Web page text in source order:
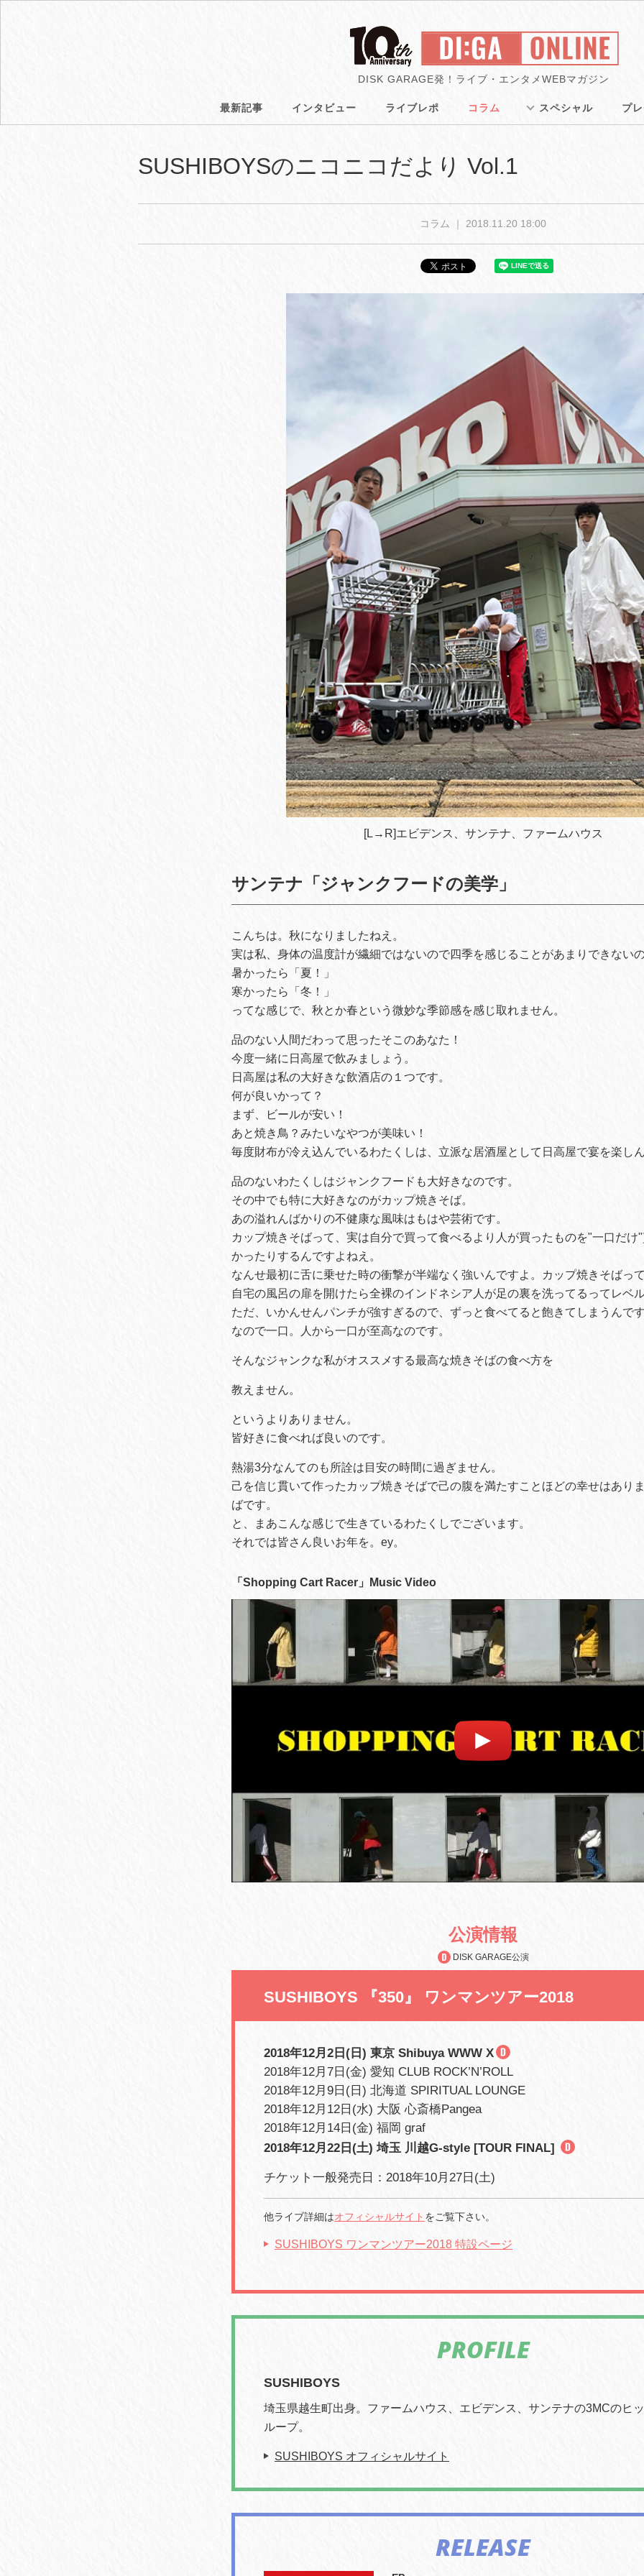
DISK GARAGE発！ライブ・エンタメWEBマガジン
最新記事 インタビュー ライブレポ コラム スペシャル プ
SUSHIBOYSのニコニコだより Vol.1
コラム ｜ 2018.11.20 18:00
[L→R]エビデンス、サンテナ、ファームハウス
サンテナ「ジャンクフードの美学」
こんちは。秋になりましたねえ。
実は私、身体の温度計が繊細ではないので四季を感じることがあまりできない
暑かったら「夏！」
寒かったら「冬！」
ってな感じで、秋とか春という微妙な季節感を感じ取れません。
品のない人間だわって思ったそこのあなた！
今度一緒に日高屋で飲みましょう。
日高屋は私の大好きな飲酒店の１つです。
何が良いかって？
まず、ビールが安い！
あと焼き鳥？みたいなやつが美味い！
毎度財布が冷え込んでいるわたくしは、立派な居酒屋として日高屋で宴を楽し
品のないわたくしはジャンクフードも大好きなのです。
その中でも特に大好きなのがカップ焼きそば。
あの溢れんばかりの不健康な風味はもはや芸術です。
カップ焼きそばって、実は自分で買って食べるより人が買ったものを"一口だけ
かったりするんですよねえ。
なんせ最初に舌に乗せた時の衝撃が半端なく強いんですよ。カップ焼きそばっ
自宅の風呂の扉を開けたら全裸のインドネシア人が足の裏を洗ってるってレベ
ただ、いかんせんパンチが強すぎるので、ずっと食べてると飽きてしまうんで
なので一口。人から一口が至高なのです。
そんなジャンクな私がオススメする最高な焼きそばの食べ方を
教えません。
というよりありません。
皆好きに食べれば良いのです。
熱湯3分なんてのも所詮は目安の時間に過ぎません。
己を信じ貫いて作ったカップ焼きそばで己の腹を満たすことほどの幸せはあり
ばです。
と、まあこんな感じで生きているわたくしでございます。
それでは皆さん良いお年を。ey。
「Shopping Cart Racer」Music Video
公演情報
DISK GARAGE公演
SUSHIBOYS 『350』 ワンマンツアー2018
2018年12月2日(日) 東京 Shibuya WWW X
2018年12月7日(金) 愛知 CLUB ROCK’N’ROLL
2018年12月9日(日) 北海道 SPIRITUAL LOUNGE
2018年12月12日(水) 大阪 心斎橋Pangea
2018年12月14日(金) 福岡 graf
2018年12月22日(土) 埼玉 川越G-style [TOUR FINAL]
チケット一般発売日：2018年10月27日(土)
他ライブ詳細はオフィシャルサイト をご覧下さい。
SUSHIBOYS ワンマンツアー2018 特設ページ
PROFILE
SUSHIBOYS
埼玉県越生町出身。ファームハウス、エビデンス、サンテナの3MCのヒ
ループ。
SUSHIBOYS オフィシャルサイト
RELEASE